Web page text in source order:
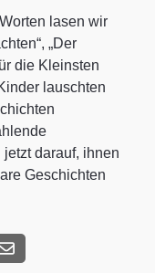
lasen wir
„Der
die Kleinsten
lauschten
darauf, ihnen
Geschichten